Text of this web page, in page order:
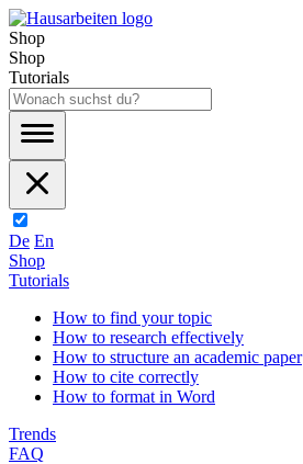
Shop
Shop
Tutorials
De En
Shop
Tutorials
How to find your topic
How to research effectively
How to structure an academic paper
How to cite correctly
How to format in Word
Trends
FAQ